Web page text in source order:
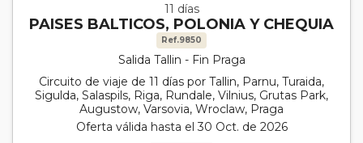
11 días
PAISES BALTICOS, POLONIA Y CHEQUIA
Ref.9850
Salida Tallin - Fin Praga
Circuito de viaje de 11 días por Tallin, Parnu, Turaida,
Sigulda, Salaspils, Riga, Rundale, Vilnius, Grutas Park,
Augustow, Varsovia, Wroclaw, Praga
Oferta válida hasta el 30 Oct. de 2026